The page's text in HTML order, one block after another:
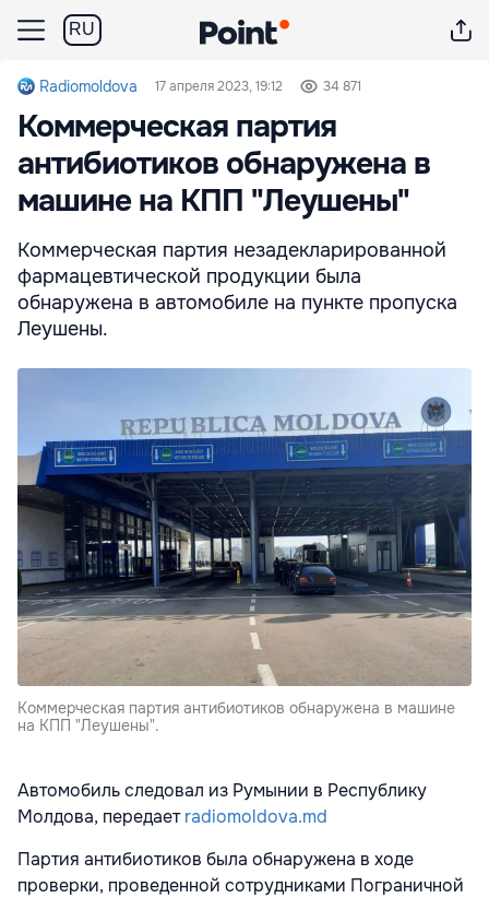
RU
Radiomoldova 17 апреля 2023, 19:12 34 871
Коммерческая партия
антибиотиков обнаружена в
машине на КПП "Леушены"
Коммерческая партия незадекларированной
фармацевтической продукции была
обнаружена в автомобиле на пункте пропуска
Леушены.
Коммерческая партия антибиотиков обнаружена в машине
на КПП "Леушены".
Автомобиль следовал из Румынии в Республику
Молдова, передаетradiomoldova.md
Партия антибиотиков была обнаружена в ходе
проверки, проведенной сотрудниками Пограничной